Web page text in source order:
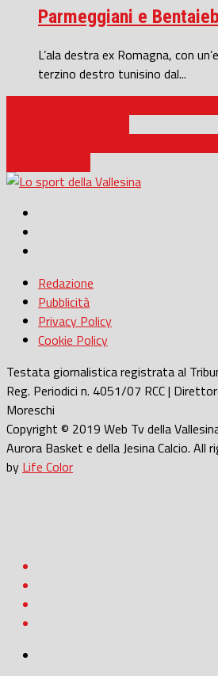
Parmeggiani e Bentaieb
L’ala destra ex Romagna, con
terzino destro tunisino dal...
Redazione
Pubblicità
Privacy Policy
Cookie Policy
Testata giornalistica registrata al
Reg. Periodici n. 4051/07 RCC |
Moreschi
Copyright © 2019 Web Tv della
Aurora Basket e della Jesina Calcio. All
by Life Color